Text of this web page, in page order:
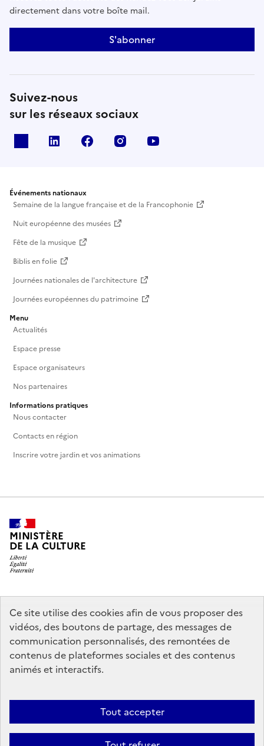
Ce site utilise des cookies afin de vous proposer des
vidéos, des boutons de partage, des messages de
communication personnalisés, des remontées de
contenus de plateformes sociales et des contenus
animés et interactifs.
Tout accepter
directement dans votre boîte mail.
S'abonner
Suivez-nous
sur les réseaux sociaux
Linkedin Facebook Instagram
Événements nationaux
Semaine de la langue française et de la Francophonie
Nuit européenne des musées
Fête de la musique
Biblis en folie
Journées nationales de l'architecture
Journées européennes du patrimoine
Menu
Actualités
Espace presse
Espace organisateurs
Nos partenaires
Informations pratiques
Nous contacter
Contacts en région
Inscrire votre jardin et vos animations
MINISTÈRE
DE LA CULTURE
legifrance.gouv.fr
info.gouv.fr
service-public.gouv.fr
data.gouv.fr
générale de protection des données
Nous contacter
Nos